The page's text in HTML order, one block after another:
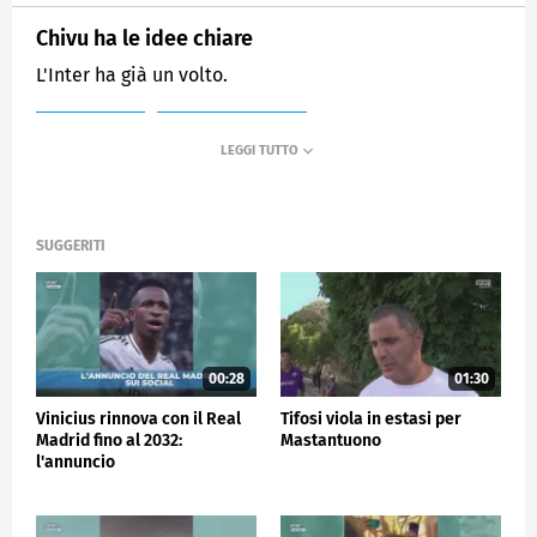
Chivu ha le idee chiare
L'Inter ha già un volto.
SUGGERITI
00:28
Vinicius rinnova con il Real
Madrid fino al 2032:
l'annuncio
01:30
Tifosi viola in estasi per
Mastantuono